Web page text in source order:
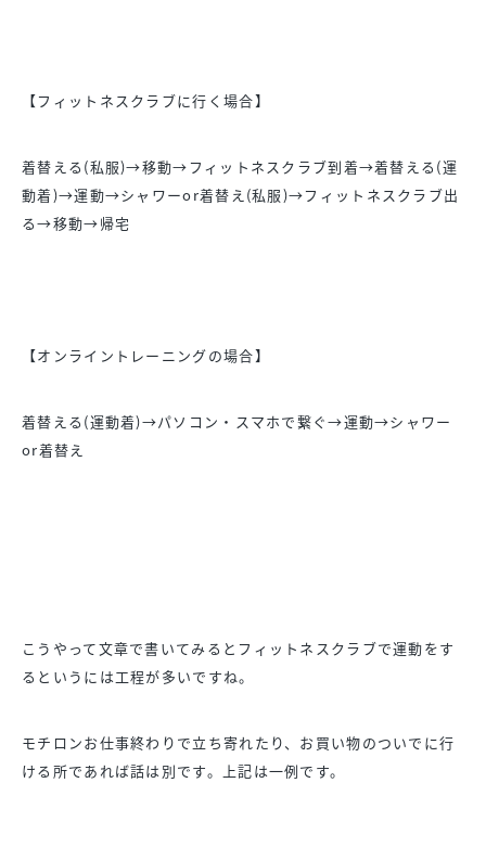
【フィットネスクラブに行く場合】
着替える(私服)→移動→フィットネスクラブ到着→着替える(運
動着)→運動→シャワーor着替え(私服)→フィットネスクラブ出
る→移動→帰宅
【オンライントレーニングの場合】
着替える(運動着)→パソコン・スマホで繋ぐ→運動→シャワー
or着替え
こうやって文章で書いてみるとフィットネスクラブで運動をす
るというには工程が多いですね。
モチロンお仕事終わりで立ち寄れたり、お買い物のついでに行
ける所であれば話は別です。上記は一例です。